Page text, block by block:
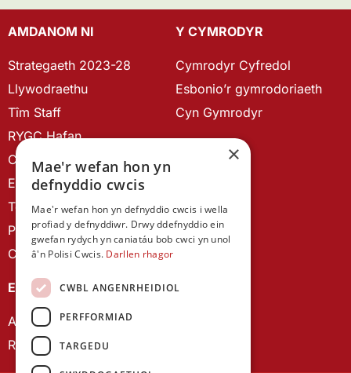
AMDANOM NI
Strategaeth 2023-28
Llywodraethu
Tîm Staff
RYGC Hafan
Canllawiau brandio
Ein Hanes
Telerau ac Amodau
Polisi Preifatrwydd
Cysylltu â ni
Y CYMRODYR
Cymrodyr Cyfredol
Esbonio’r gymrodoriaeth
Cyn Gymrodyr
EIN CYHOEDDIADAU
Astudiaethau Cymreig
Rhwydwaith Ymchwil Gyrfa Cynnar
×
Mae'r wefan hon yn
defnyddio cwcis
Mae'r wefan hon yn defnyddio cwcis i wella
profiad y defnyddiwr. Drwy ddefnyddio ein
gwefan rydych yn caniatáu bob cwci yn unol
â'n Polisi Cwcis. Darllen rhagor
CWBL ANGENRHEIDIOL
PERFFORMIAD
TARGEDU